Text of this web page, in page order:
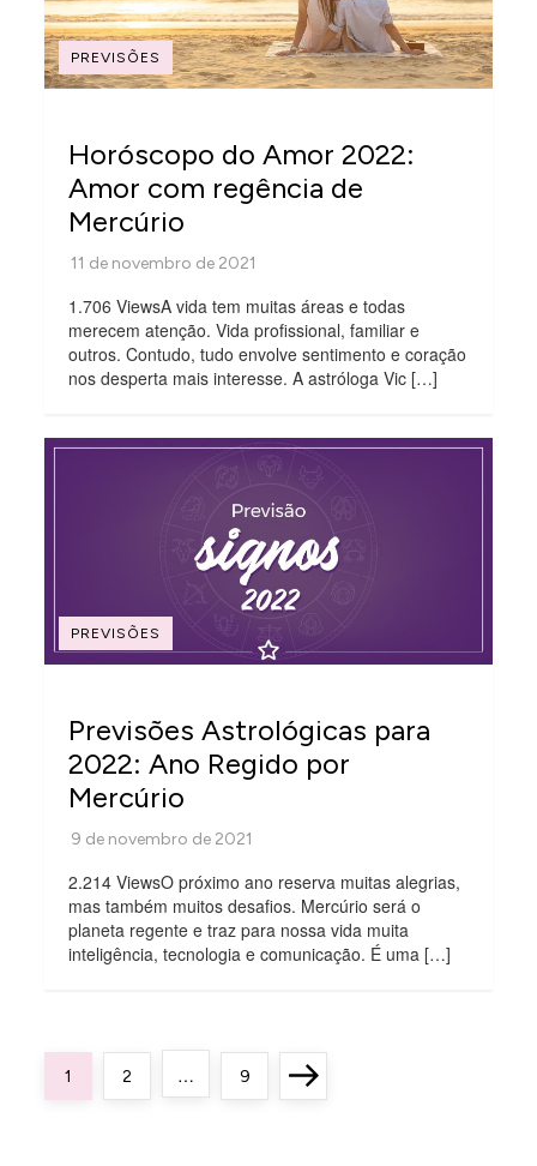
PREVISÕES
Horóscopo do Amor 2022:
Amor com regência de
Mercúrio
1.706 ViewsA vida tem muitas áreas e todas
merecem atenção. Vida profissional, familiar e
outros. Contudo, tudo envolve sentimento e coração
nos desperta mais interesse. A astróloga Vic […]
PREVISÕES
Previsões Astrológicas para
2022: Ano Regido por
Mercúrio
2.214 ViewsO próximo ano reserva muitas alegrias,
mas também muitos desafios. Mercúrio será o
planeta regente e traz para nossa vida muita
inteligência, tecnologia e comunicação. É uma […]
P
a
Page
1 Page
2 … Page
9 Next